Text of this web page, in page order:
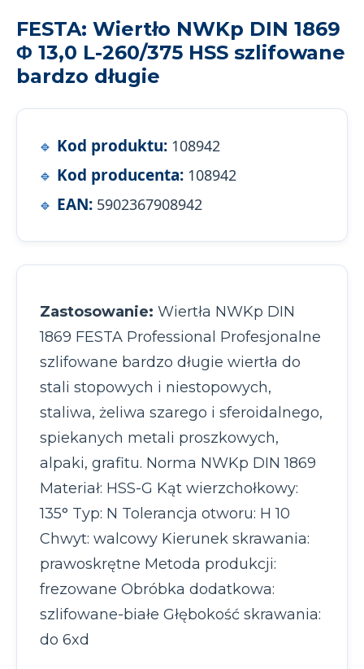
FESTA: Wiertło NWKp DIN 1869
Φ 13,0 L-260/375 HSS szlifowane
bardzo długie
Kod produktu: 108942
Kod producenta: 108942
EAN: 5902367908942
Zastosowanie: Wiertła NWKp DIN
1869 FESTA Professional Profesjonalne
szlifowane bardzo długie wiertła do
stali stopowych i niestopowych,
staliwa, żeliwa szarego i sferoidalnego,
spiekanych metali proszkowych,
alpaki, grafitu. Norma NWKp DIN 1869
Materiał: HSS-G Kąt wierzchołkowy:
135° Typ: N Tolerancja otworu: H 10
Chwyt: walcowy Kierunek skrawania:
prawoskrętne Metoda produkcji:
frezowane Obróbka dodatkowa:
szlifowane-białe Głębokość skrawania:
do 6xd